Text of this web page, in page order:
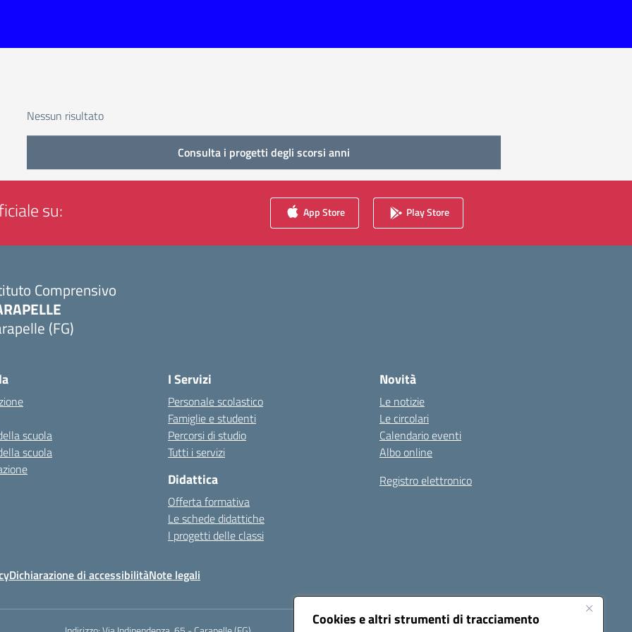
Cookies e altri strumenti di tracciamento
Nessun risultato
Consulta i progetti degli scorsi anni
su: App Store Play Store
Comprensivo
(FG)
scuola
scuola
I Servizi
Personale scolastico
Famiglie e studenti
Percorsi di studio
Tutti i servizi
Didattica
Offerta formativa
Le schede didattiche
I progetti delle classi
Novità
Le notizie
Le circolari
Calendario eventi
Albo online
Registro elettronico
Dichiarazione di accessibilitàNote legali